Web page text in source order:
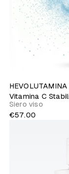
Vitamina C
Siero viso
€57.00